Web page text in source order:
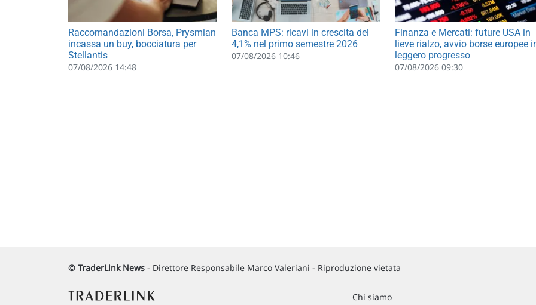
Raccomandazioni Borsa, Prysmian
incassa un buy, bocciatura per
Stellantis
07/08/2026 14:48
Banca MPS: ricavi in crescita del
4,1% nel primo semestre 2026
07/08/2026 10:46
Finanza e Mercati: future USA in
lieve rialzo, avvio borse europee
leggero progresso
07/08/2026 09:30
© TraderLink News - Direttore Responsabile Marco Valeriani - Riproduzione vietata
Chi siamo